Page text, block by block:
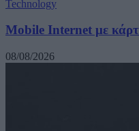
Technology
Mobile Internet με
08/08/2026